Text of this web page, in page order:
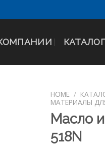
HOME /
МАТЕРИАЛЫ
Масло
518N